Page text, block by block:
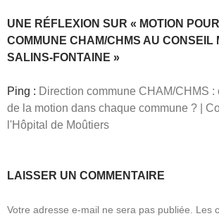
UNE RÉFLEXION SUR « MOTION
COMMUNE CHAM/CHMS AU CONSEIL
SALINS-FONTAINE »
Ping : Direction commune CHAM/CHMS :
de la motion dans chaque commune ? |
l'Hôpital de Moûtiers
LAISSER UN COMMENTAIRE
Votre adresse e-mail ne sera pas publiée.
Les